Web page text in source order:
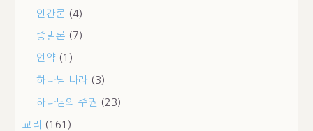
인간론 (4)
종말론 (7)
언약 (1)
하나님 나라 (3)
하나님의 주권 (23)
교리
(161)